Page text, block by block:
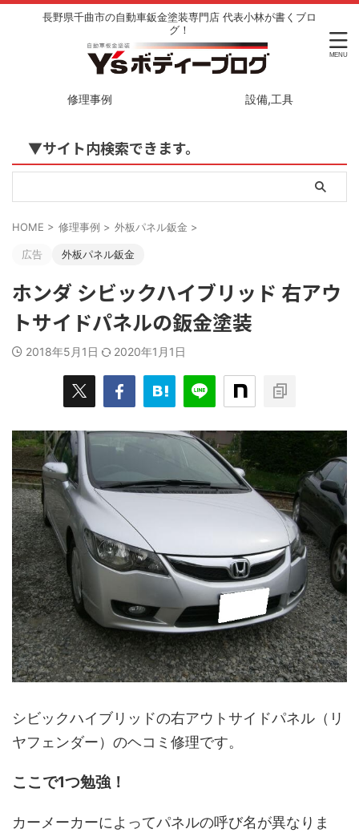
長野県千曲市の自動車鈑金塗装専門店 代表小林が書くブロ
グ！
修理事例 設備,工具
▼サイト内検索できます。
HOME > 修理事例 > 外板パネル鈑金 >
広告 外板パネル鈑金
ホンダ シビックハイブリッド 右アウ
トサイドパネルの鈑金塗装
2018年5月1日 2020年1月1日
シビックハイブリッドの右アウトサイドパネル（リ
ヤフェンダー）のヘコミ修理です。
ここで1つ勉強！
カーメーカーによってパネルの呼び名が異なりま